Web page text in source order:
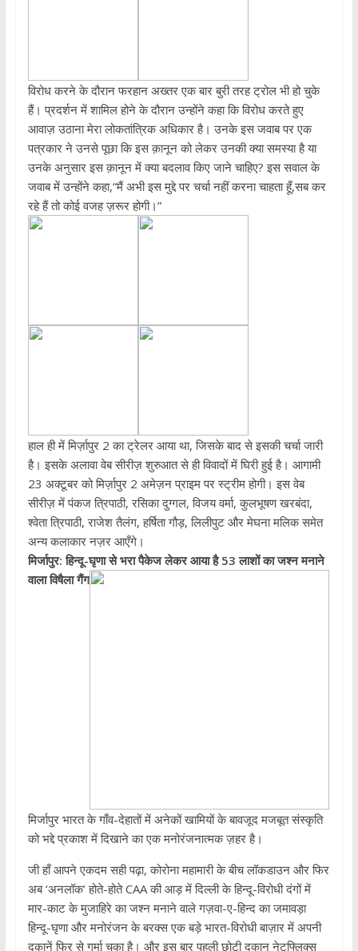
विरोध करने के दौरान फरहान अख्तर एक बार बुरी तरह ट्रोल भी हो चुके
हैं। प्रदर्शन में शामिल होने के दौरान उन्होंने कहा कि विरोध करते हुए
आवाज़ उठाना मेरा लोकतांत्रिक अधिकार है। उनके इस जवाब पर एक
पत्रकार ने उनसे पूछा कि इस क़ानून को लेकर उनकी क्या समस्या है या
उनके अनुसार इस क़ानून में क्या बदलाव किए जाने चाहिए? इस सवाल के
जवाब में उन्होंने कहा,“मैं अभी इस मुद्दे पर चर्चा नहीं करना चाहता हूँ,सब कर
रहे हैं तो कोई वजह ज़रूर होगी।”
हाल ही में मिर्ज़ापुर 2 का ट्रेलर आया था, जिसके बाद से इसकी चर्चा जारी
है। इसके अलावा वेब सीरीज़ शुरुआत से ही विवादों में घिरी हुई है। आगामी
23 अक्टूबर को मिर्ज़ापुर 2 अमेज़न प्राइम पर स्ट्रीम होगी। इस वेब
सीरीज़ में पंकज त्रिपाठी, रसिका दुग्गल, विजय वर्मा, कुलभूषण खरबंदा,
श्वेता त्रिपाठी, राजेश तैलंग, हर्षिता गौड़, लिलीपुट और मेघना मलिक समेत
अन्य कलाकार नज़र आएँगे।
मिर्जापुर: हिन्दू-घृणा से भरा पैकेज लेकर आया है 53 लाशों का जश्न मनाने
वाला विषैला गैंग
मिर्जापुर भारत के गाँव-देहातों में अनेकों खामियों के बावजूद मजबूत संस्कृति
को भद्दे प्रकाश में दिखाने का एक मनोरंजनात्मक ज़हर है।
जी हाँ आपने एकदम सही पढ़ा, कोरोना महामारी के बीच लॉकडाउन और फिर
अब ‘अनलॉक’ होते-होते CAA की आड़ में दिल्ली के हिन्दू-विरोधी दंगों में
मार-काट के मुजाहिरे का जश्न मनाने वाले गज़वा-ए-हिन्द का जमावड़ा
हिन्दू-घृणा और मनोरंजन के बरक्स एक बड़े भारत-विरोधी बाज़ार में अपनी
दुकानें फिर से गर्मा चुका है। और इस बार पहली छोटी दुकान नेटफ्लिक्स